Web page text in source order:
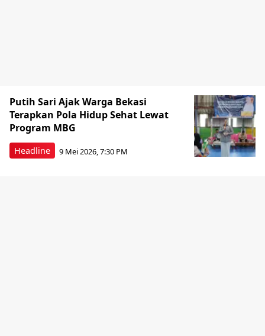
Headline
Putih Sari Ajak Warga Bekasi
Terapkan Pola Hidup Sehat Lewat
Program MBG
9 Mei 2026, 7:30 PM